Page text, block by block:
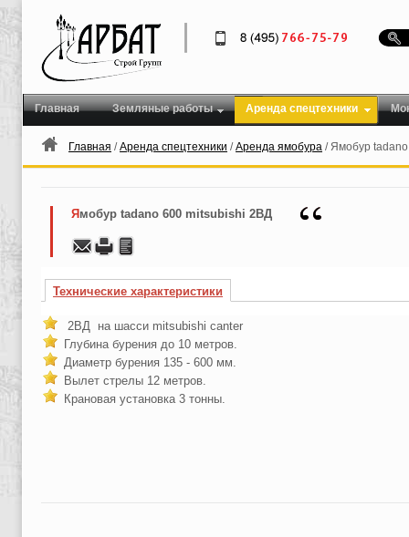
Главная Земляные работы Аренда спецтехники
Главная /Аренда спецтехники /Аренда ямобура / Ямобур
Ямобур tadano 600 mitsubishi 2ВД
Технические характеристики
2ВД на шасси mitsubishi canter
Глубина бурения до 10 метров.
Диаметр бурения 135 - 600 мм.
Вылет стрелы 12 метров.
Крановая установка 3 тонны.